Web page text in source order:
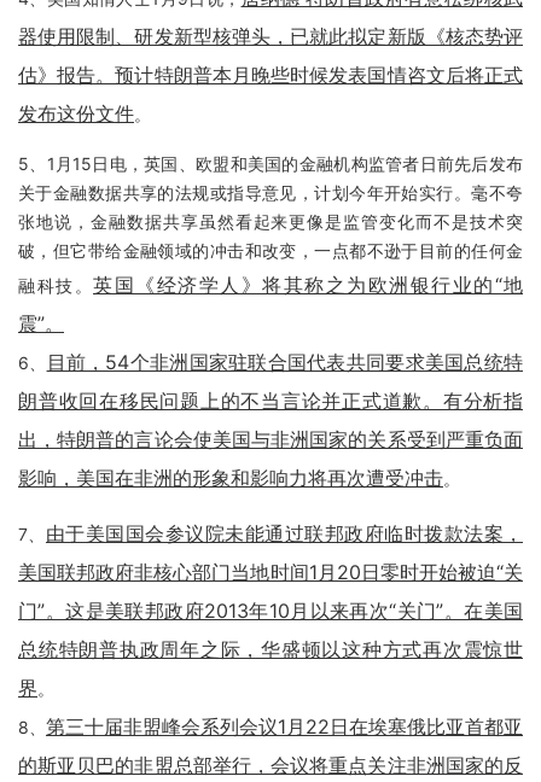
器使用限制、研发新型核弹头，已就此拟定新版《核态势评
估》报告。预计特朗普本月晚些时候发表国情咨文后将正式
发布这份文件。
5、1月15日电，英国、欧盟和美国的金融机构监管者日前先后发布
关于金融数据共享的法规或指导意见，计划今年开始实行。毫不夸
张地说，金融数据共享虽然看起来更像是监管变化而不是技术突
破，但它带给金融领域的冲击和改变，一点都不逊于目前的任何金
融科技。 英国《经济学人》将其称之为欧洲银行业的“地
震”。
6、
目前，54个非洲国家驻联合国代表共同要求美国总统特
朗普收回在移民问题上的不当言论并正式道歉。有分析指
出，特朗普的言论会使美国与非洲国家的关系受到严重负面
影响，美国在非洲的形象和影响力将再次遭受冲击。
7、 由于美国国会参议院未能通过联邦政府临时拨款法案，
美国联邦政府非核心部门当地时间1月20日零时开始被迫“关
门”。这是美联邦政府2013年10月以来再次“关门”。在美国
总统特朗普执政周年之际，华盛顿以这种方式再次震惊世
界。
8、 第三十届非盟峰会系列会议1月22日在埃塞俄比亚首都亚
的斯亚贝巴的非盟总部举行，会议将重点关注非洲国家的反